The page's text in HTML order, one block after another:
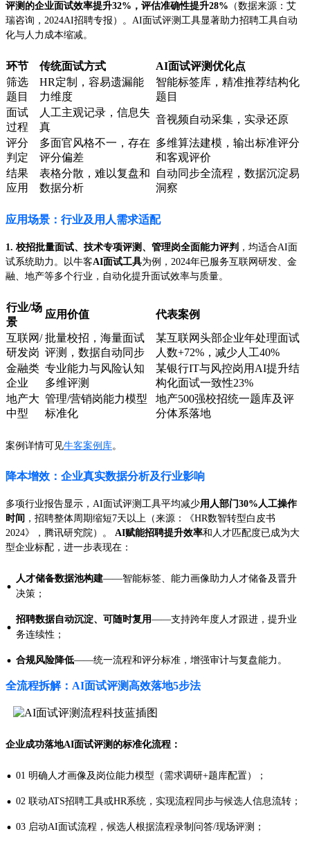
评测的企业面试效率提升32%，评估准确性提升28% （数据来源：艾
瑞咨询，2024AI招聘专报）。AI面试评测工具显著助力招聘工具自动
化与人力成本缩减。
环节 传统面试方式
AI面试评测优化点
筛选
题目
HR定制，容易遗漏能
力维度
智能标签库，精准推荐结构化
题目
面试
过程
人工主观记录，信息失
真
音视频自动采集，实录还原
评分
判定
多面官风格不一，存在
评分偏差
多维算法建模，输出标准评分
和客观评价
结果
应用
表格分散，难以复盘和
数据分析
自动同步全流程，数据沉淀易
洞察
应用场景：行业及用人需求适配
1. 校招批量面试、技术专项评测、管理岗全面能力评判 ，均适合AI面
试系统助力。以牛客AI面试工具为例，2024年已服务互联网研发、金
融、地产等多个行业，自动化提升面试效率与质量。
行业/场
景
应用价值
代表案例
互联网/
研发岗
批量校招，海量面试
评测，数据自动同步
某互联网头部企业年处理面试
人数+72%，减少人工40%
金融类
企业
专业能力与风险认知
多维评测
某银行IT与风控岗用AI提升结
构化面试一致性23%
地产大
中型
管理/营销岗能力模型
标准化
地产500强校招统一题库及评
分体系落地
案例详情可见牛客案例库。
降本增效：企业真实数据分析及行业影响
多项行业报告显示，AI面试评测工具平均减少用人部门30%人工操作
时间 ，招聘整体周期缩短7天以上（来源：《HR数智转型白皮书
2024》，腾讯研究院）。 AI赋能招聘提升效率和人才匹配度已成为大
型企业标配，进一步表现在：
· 人才储备数据池构建——智能标签、能力画像助力人才储备及晋升
决策；
· 招聘数据自动沉淀、可随时复用——支持跨年度人才跟进，提升业
务连续性；
· 合规风险降低——统一流程和评分标准，增强审计与复盘能力。
全流程拆解：AI面试评测高效落地5步法
企业成功落地AI面试评测的标准化流程：
· 01 明确人才画像及岗位能力模型（需求调研+题库配置）；
· 02 联动ATS招聘工具或HR系统，实现流程同步与候选人信息流转；
· 03 启动AI面试流程，候选人根据流程录制问答/现场评测；